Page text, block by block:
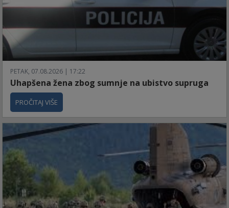
PETAK, 07.08.2026 | 17:22
Uhapšena žena zbog sumnje na ubistvo supruga
PROČITAJ VIŠE